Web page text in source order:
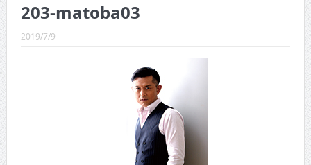
CINEMA×STYLE 289号
CINEMA×STYLE 287号
CINEMA×STYLE 286号
CINEMA×STYLE 285号
CINEMA×STYLE 294号
203-matoba03
2019/7/9